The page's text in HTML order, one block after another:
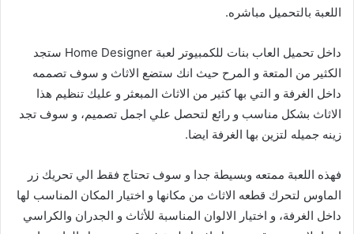
اللعبة بالتحميل مباشره.
داخل تحميل العاب بنات للكمبيوتر لعبة Home Designer ستجد
الكثير من المتعة و المرح حيث انك ستضع الاثاث و سوف تصممه
داخل الغرفة و التي بها كثير من الاثاث المبعثر و عليك تنظيم هذا
الاثاث بشكل مناسب و رائع لتحصل علي اجمل تصميم، و سوف تجد
زينه جميله لتزين بها الغرفة ايضا.
فهذه اللعبة ممتعه وبسيطة جدا و سوف تحتاج فقط الي تحريك زر
الماوس لتحرك قطعه الاثاث من مكانها و اختيار المكان المناسب لها
داخل الغرفة، و اختيار الالوان المناسبة للأثاث و الجدران والكراسي